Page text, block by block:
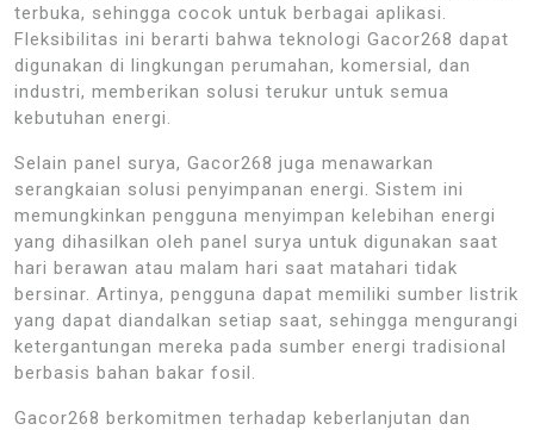
terbuka, sehingga cocok untuk berbagai aplikasi.
Fleksibilitas ini berarti bahwa teknologi Gacor268 dapat
digunakan di lingkungan perumahan, komersial, dan
industri, memberikan solusi terukur untuk semua
kebutuhan energi.
Selain panel surya, Gacor268 juga menawarkan
serangkaian solusi penyimpanan energi. Sistem ini
memungkinkan pengguna menyimpan kelebihan energi
yang dihasilkan oleh panel surya untuk digunakan saat
hari berawan atau malam hari saat matahari tidak
bersinar. Artinya, pengguna dapat memiliki sumber listrik
yang dapat diandalkan setiap saat, sehingga mengurangi
ketergantungan mereka pada sumber energi tradisional
berbasis bahan bakar fosil.
Gacor268 berkomitmen terhadap keberlanjutan dan